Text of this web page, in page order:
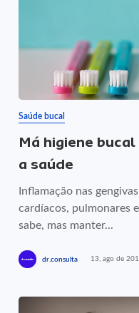
Saúde bucal
Má higiene
a saúde
Inflamação nas
cardíacos, pulmonares
sabe, mas manter...
dr.consulta 13, ago de